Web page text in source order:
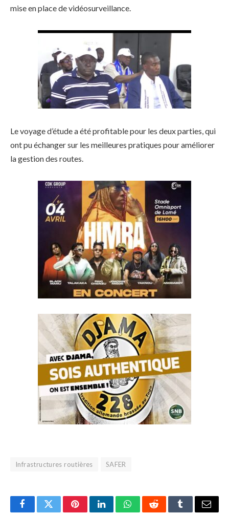
mise en place de vidéosurveillance.
Le voyage d’étude a été profitable pour les deux parties, qui
ont pu échanger sur les meilleures pratiques pour améliorer
la gestion des routes.
Infrastructures routières SAFER
FacebookTwitterPinterestLinkedInWhatsAppRedditTumblrEmail